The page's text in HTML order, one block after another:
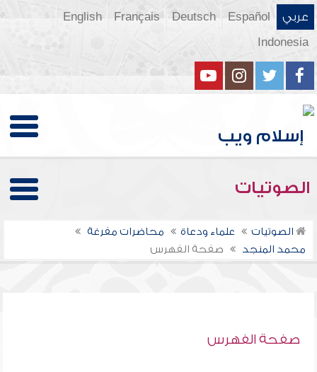
عربي Español
Deutsch
Français
English
Indonesia
الصوتيات
الصوتيات علماء ودعاة
محاضرات مفرغة
محمد المنجد
صفحة الفهرس
صفحة الفهرس